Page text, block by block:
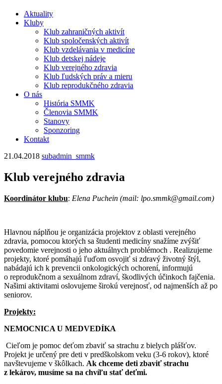
Prejsť
Aktuality
Kluby
Klub zahraničných aktivít
Klub spoločenských aktivít
Klub vzdelávania v medicíne
Klub detskej nádeje
Klub verejného zdravia
Klub ľudských práv a mieru
Klub reprodukčného zdravia
O nás
História SMMK
Členovia SMMK
Stanovy
Sponzoring
Kontakt
21.04.2018 subadmin_smmk
Klub verejného zdravia
Koordinátor klubu: Elena Puchein (mail: lpo.smmk@gmail.com)
Hlavnou náplňou je organizácia projektov z oblasti verejného
zdravia, pomocou ktorých sa študenti medicíny snažíme zvýšiť
povedomie verejnosti o jeho aktuálnych problémoch . Realizujeme
projekty, ktoré pomáhajú ľuďom osvojiť si zdravý životný štýl,
nabádajú ich k prevencii onkologických ochorení, informujú
o reprodukčnom a sexuálnom zdraví, škodlivých účinkoch fajčenia.
Našimi aktivitami oslovujeme širokú verejnosť, od najmenších až po
seniorov.
Projekty:
NEMOCNICA U MEDVEDÍKA
Cieľom je pomoc deťom zbaviť sa strachu z bielych plášťov.
Projekt je určený pre deti v predškolskom veku (3-6 rokov), ktoré
navštevujeme v škôlkach. Ak chceme deti zbaviť strachu
z lekárov, musíme sa na chvíľu stať deťmi.